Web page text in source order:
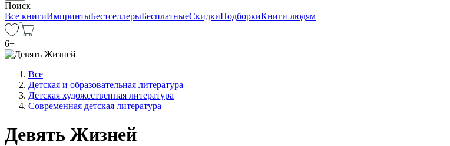
Поиск
Все книгиИмпринтыБестселлерыБесплатныеСкидкиПодборкиКниги людям
6+
Все
Детская и образовательная литература
Детская художественная литература
Современная детская литература
Девять Жизней